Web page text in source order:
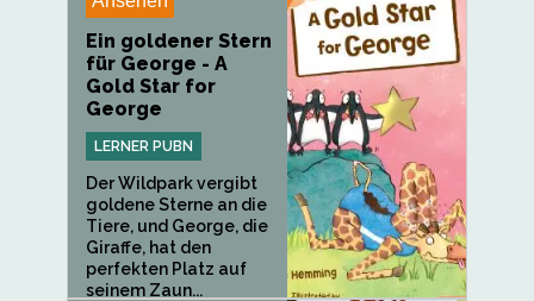
Ein goldener Stern
für George - A
Gold Star for
George
LERNER PUBN
Der Wildpark vergibt
goldene Sterne an die
Tiere, und George, die
Giraffe, hat den
perfekten Platz auf
seinem Zaun...